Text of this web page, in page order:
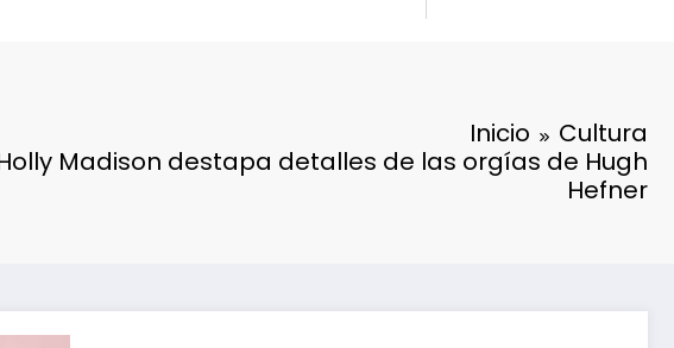
Inicio
Cultura
Madison destapa detalles de las orgías de Hugh
Hefner